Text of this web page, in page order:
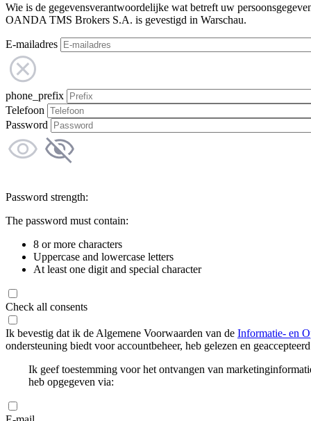
Wie is de gegevensverantwoordelijke wat betreft uw
OANDA TMS Brokers S.A. is gevestigd in Warschau.
E-mailadres
phone_prefix
Telefoon
Password
Password strength:
The password must contain:
8 or more characters
Uppercase and lowercase letters
At least one digit and special character
Check all consents
Ik bevestig dat ik de Algemene Voorwaarden van de Informatie- en
ondersteuning biedt voor accountbeheer, heb gelezen en
Ik geef toestemming voor het ontvangen van
heb opgegeven via: